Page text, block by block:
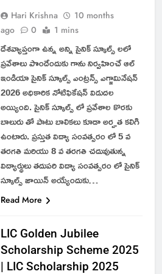
Hari Krishna
10 months
ago
0 1 mins
దేశవ్యాప్తంగా ఉన్న అన్ని సైనిక్ స్కూల్స్ లలో
ప్రవేశాలు పొందేందుకు గాను నిర్వహించే ఆల్
ఇండియా సైనిక్ స్కూల్స్ ఎంట్రన్స్ ఎగ్జామినేషన్
2026 అధికారిక నోటిఫికేషన్ విడుదల
అయ్యింది. సైనిక్ స్కూల్స్ లో ప్రవేశాల కొరకు
బాలురు తో పాటు బాలికలు కూడా అర్హత కలిగి
ఉంటారు. ప్రస్తుత విద్యా సంవత్సరం లో 5 వ
తరగతి మరియు 8 వ తరగతి చదువుతున్న
విద్యార్థులు తదుపరి విద్యా సంవత్సరం లో సైనిక్
స్కూల్స్ జాయిన్ అయ్యేందుకు…
Read More
LIC Golden Jubilee
Scholarship Scheme 2025
| LIC Scholarship 2025